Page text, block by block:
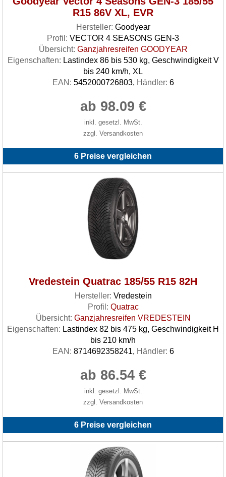
R15 86V XL, EVR
Hersteller: Goodyear
Profil: VECTOR 4 SEASONS GEN-3
Übersicht: Ganzjahresreifen GOODYEAR
Eigenschaften: Lastindex 86 bis 530 kg, Geschwindigkeit V
bis 240 km/h, XL
EAN: 5452000726803, Händler: 6
ab 98.09 €
inkl. gesetzl. MwSt.
zzgl. Versandkosten
6 Preise vergleichen
Vredestein Quatrac 185/55 R15 82H
Hersteller: Vredestein
Profil: Quatrac
Übersicht: Ganzjahresreifen VREDESTEIN
Eigenschaften: Lastindex 82 bis 475 kg, Geschwindigkeit H
bis 210 km/h
EAN: 8714692358241, Händler: 6
ab 86.54 €
inkl. gesetzl. MwSt.
zzgl. Versandkosten
6 Preise vergleichen